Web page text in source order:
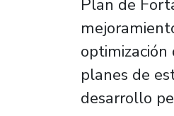
Plan de
planes de
desarrollo